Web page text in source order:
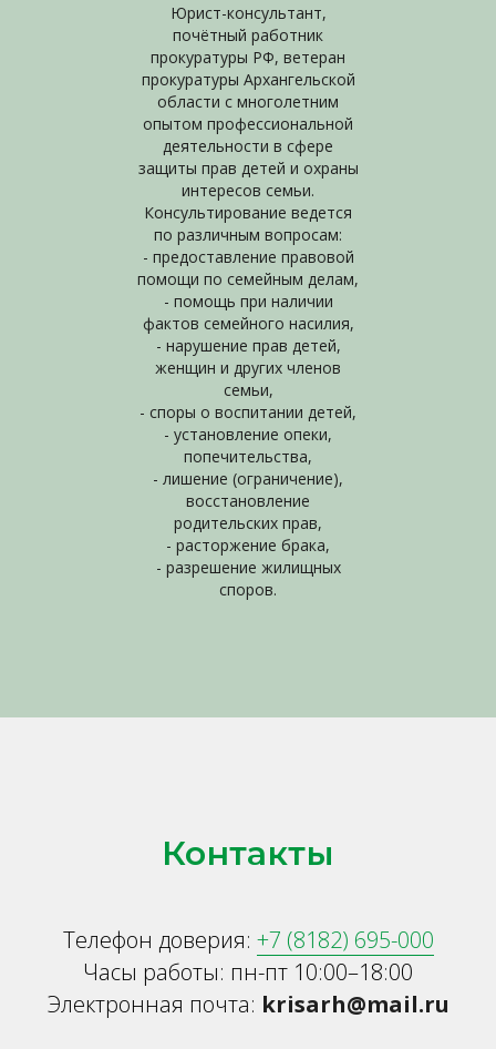
Юрист-консультант,
почётный работник
прокуратуры РФ, ветеран
прокуратуры Архангельской
области с многолетним
опытом профессиональной
деятельности в сфере
защиты прав детей и охраны
интересов семьи.
Консультирование ведется
по различным вопросам:
- предоставление правовой
помощи по семейным делам,
- помощь при наличии
фактов семейного насилия,
- нарушение прав детей,
женщин и других членов
семьи,
- споры о воспитании детей,
- установление опеки,
попечительства,
- лишение (ограничение),
восстановление
родительских прав,
- расторжение брака,
- разрешение жилищных
споров.
Контакты
Телефон доверия: +7 (8182) 695-000
Часы работы: пн-пт 10:00–18:00
Электронная почта: krisarh@mail.ru